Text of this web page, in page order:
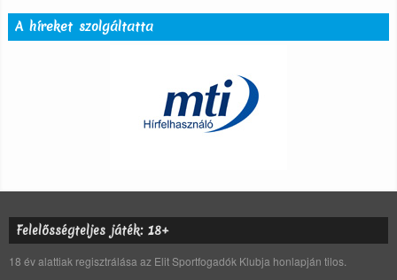
A híreket szolgáltatta
Felelősségteljes játék: 18+
18 év alattiak regisztrálása az Elit Sportfogadók Klubja honlapján tilos.